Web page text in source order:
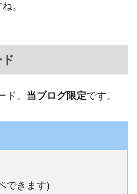
。
。 当ブログ限定です。
できます)